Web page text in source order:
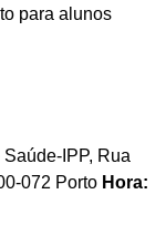
para alunos
IPP, Rua
072 Porto Hora: